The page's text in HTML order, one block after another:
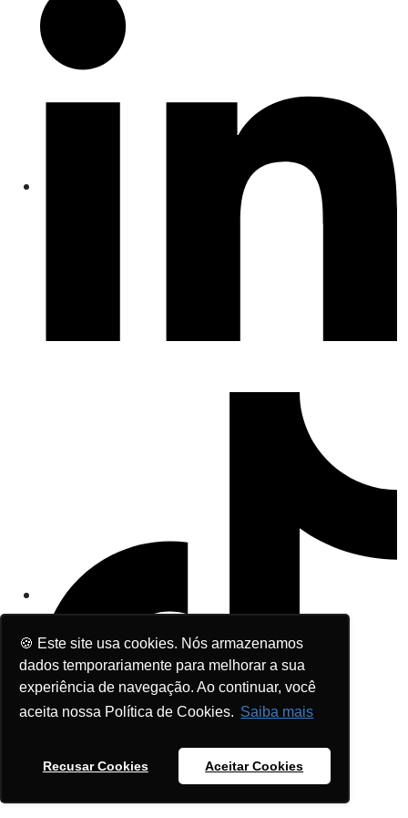
🍪 Este site usa cookies. Nós armazenamos
dados temporariamente para melhorar a sua
experiência de navegação. Ao continuar, você
aceita nossa Política de Cookies. Saiba mais
Recusar Cookies Aceitar Cookies